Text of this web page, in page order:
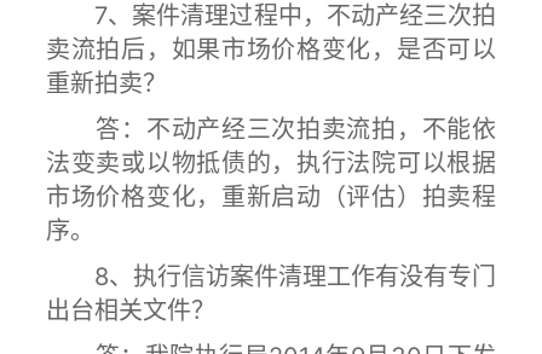
7、案件清理过程中，不动产经三次拍
卖流拍后，如果市场价格变化，是否可以
重新拍卖？
答：不动产经三次拍卖流拍，不能依
法变卖或以物抵债的，执行法院可以根据
市场价格变化，重新启动（评估）拍卖程
序。
8、执行信访案件清理工作有没有专门
出台相关文件？